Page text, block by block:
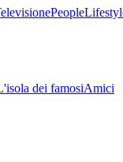
People
dei famosiAmici